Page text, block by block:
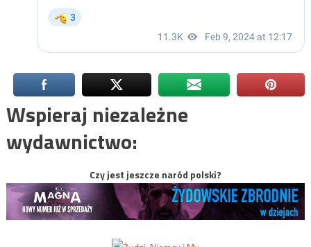
Wspieraj niezależne
wydawnictwo:
Czy jest jeszcze naród polski?